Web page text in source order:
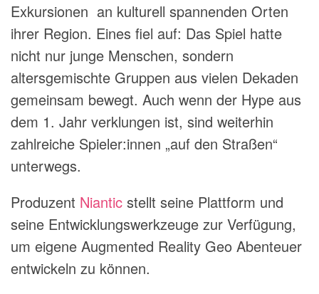
Exkursionen an kulturell spannenden Orten
ihrer Region. Eines fiel auf: Das Spiel hatte
nicht nur junge Menschen, sondern
altersgemischte Gruppen aus vielen Dekaden
gemeinsam bewegt. Auch wenn der Hype aus
dem 1. Jahr verklungen ist, sind weiterhin
zahlreiche Spieler:innen „auf den Straßen“
unterwegs.
Produzent Niantic stellt seine Plattform und
seine Entwicklungswerkzeuge zur Verfügung,
um eigene Augmented Reality Geo Abenteuer
entwickeln zu können.